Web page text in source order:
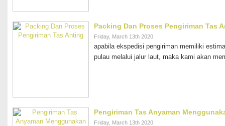
Packing Dan Proses Pengiriman Tas
Friday, March 13th 2020.
apabila ekspedisi pengiriman memiliki
pulau melalui jalur laut, maka kami akan
Pengiriman Tas Anyaman
Friday, March 13th 2020.